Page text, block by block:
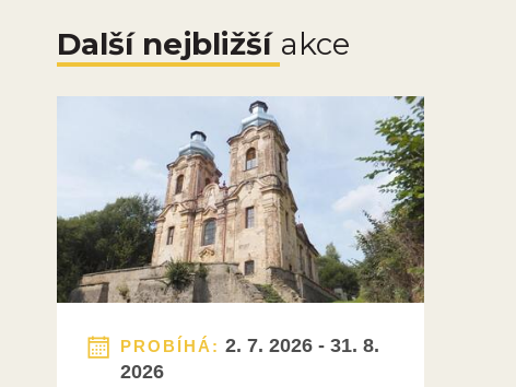
Další nejbližší akce
PROBÍHÁ: 2. 7. 2026 - 31. 8.
2026